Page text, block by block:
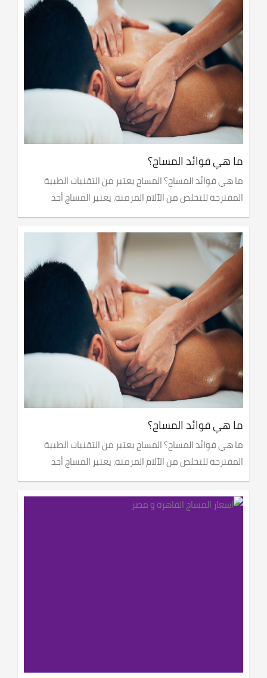
ما هي فوائد المساج؟
ما هي فوائد المساج؟ المساج يعتبر من التقنيات الطبية
المقترحة للتخلص من الآلام المزمنة. يعتبر المساج أحد
ما هي فوائد المساج؟
ما هي فوائد المساج؟ المساج يعتبر من التقنيات الطبية
المقترحة للتخلص من الآلام المزمنة. يعتبر المساج أحد